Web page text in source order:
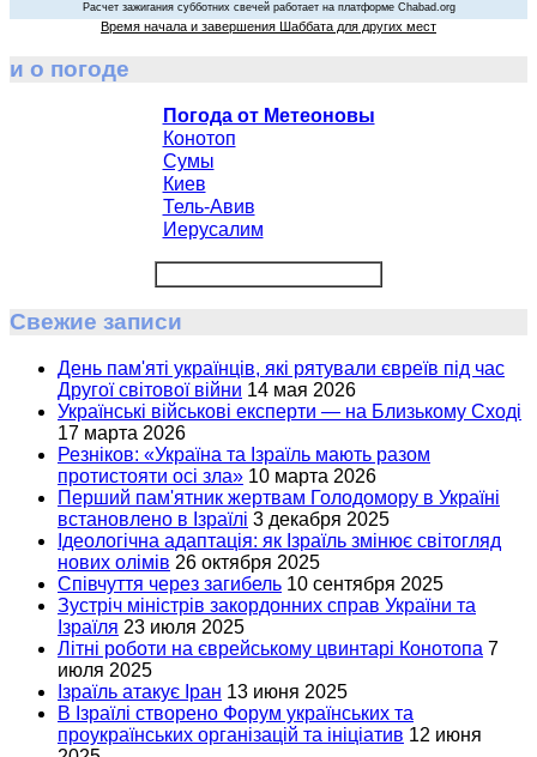
Расчет зажигания субботних свечей работает на платформе Chabad.org
Время начала и завершения Шаббата для других мест
и о погоде
Погода от Метеоновы
Конотоп
Сумы
Киев
Тель-Авив
Иерусалим
Свежие записи
День пам'яті українців, які рятували євреїв під час
Другої світової війни 14 мая 2026
Українські військові експерти — на Близькому Сході
17 марта 2026
Резніков: «Україна та Ізраїль мають разом
протистояти осі зла» 10 марта 2026
Перший пам'ятник жертвам Голодомору в Україні
встановлено в Ізраїлі 3 декабря 2025
Ідеологічна адаптація: як Ізраїль змінює світогляд
нових олімів 26 октября 2025
Співчуття через загибель 10 сентября 2025
Зустріч міністрів закордонних справ України та
Ізраїля 23 июля 2025
Літні роботи на єврейському цвинтарі Конотопа 7
июля 2025
Ізраїль атакує Іран 13 июня 2025
В Ізраїлі створено Форум українських та
проукраїнських організацій та ініціатив 12 июня